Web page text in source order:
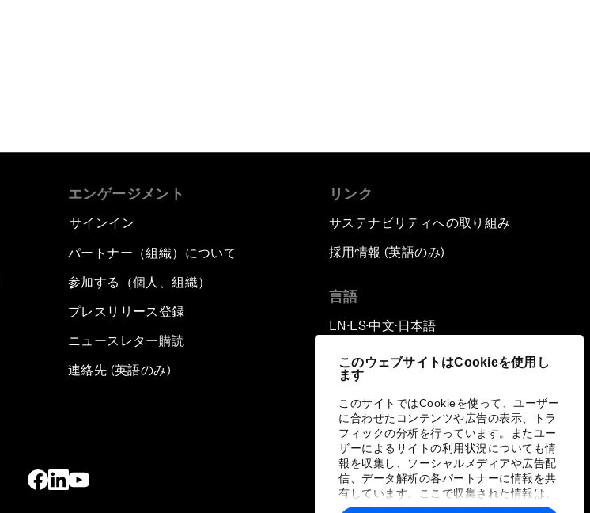
このウェブサイトはCookieを使用し
ます
このサイトではCookieを使って、ユーザー
に合わせたコンテンツや広告の表示、トラ
フィックの分析を行っています。またユー
ザーによるサイトの利用状況についても情
報を収集し、ソーシャルメディアや広告配
信、データ解析の各パートナーに情報を共
有しています。ここで収集された情報は、
ユーザーが各パートナーに提供した他の情
エンゲージメント
サインイン
パートナー（組織）について
参加する（個人、組織）
プレスリリース登録
ニュースレター購読
連絡先 (英語のみ)
リンク
サステナビリティへの取り組み
採用情報 (英語のみ)
言語
EN ▪ ES▪中文▪ 日本語